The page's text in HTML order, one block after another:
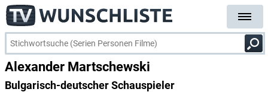
Alexander Martschewski
Bulgarisch-deutscher Schauspieler